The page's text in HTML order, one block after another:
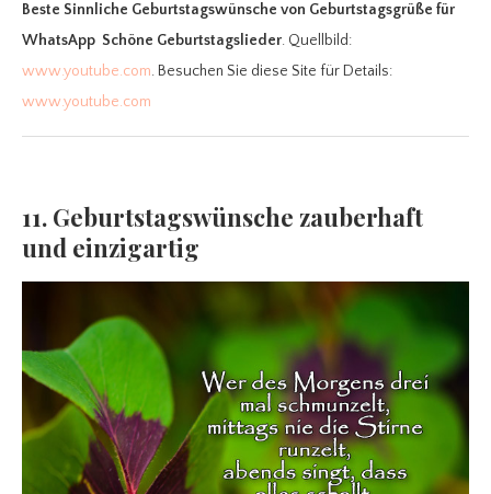
Beste Sinnliche Geburtstagswünsche von Geburtstagsgrüße für
WhatsApp ️ Schöne Geburtstagslieder. Quellbild:
www.youtube.com. Besuchen Sie diese Site für Details:
www.youtube.com
11. Geburtstagswünsche zauberhaft
und einzigartig